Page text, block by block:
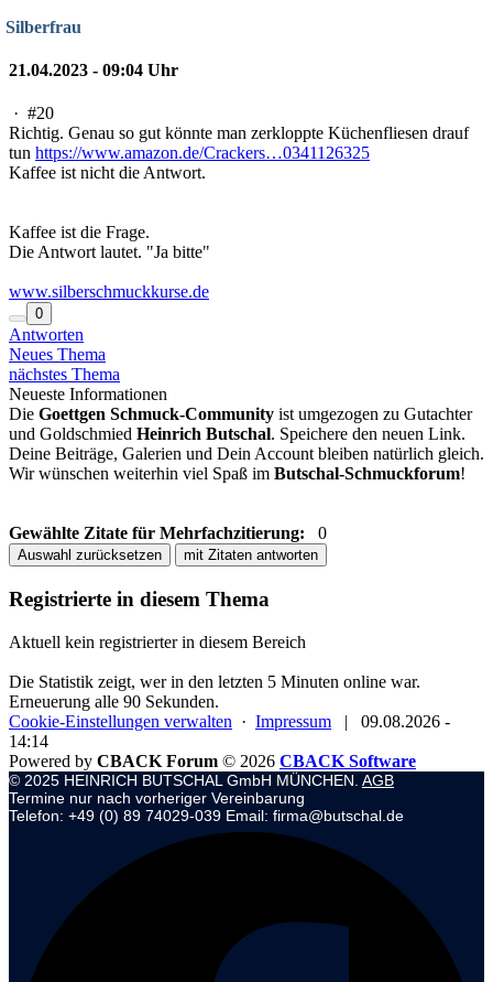
Silberfrau
21.04.2023 - 09:04 Uhr
· #20
Richtig. Genau so gut könnte man zerkloppte Küchenfliesen drauf
tun https://www.amazon.de/Crackers…0341126325
Kaffee ist nicht die Antwort.
Kaffee ist die Frage.
Die Antwort lautet. "Ja bitte"
www.silberschmuckkurse.de
0
Antworten
Neues Thema
nächstes Thema
Neueste Informationen
Die Goettgen Schmuck-Community ist umgezogen zu Gutachter
und Goldschmied Heinrich Butschal. Speichere den neuen Link.
Deine Beiträge, Galerien und Dein Account bleiben natürlich gleich.
Wir wünschen weiterhin viel Spaß im Butschal-Schmuckforum!
Gewählte Zitate für Mehrfachzitierung: 0
Auswahl zurücksetzen mit Zitaten antworten
Registrierte in diesem Thema
Aktuell kein registrierter in diesem Bereich
Die Statistik zeigt, wer in den letzten 5 Minuten online war.
Erneuerung alle 90 Sekunden.
Cookie-Einstellungen verwalten · Impressum |
09.08.2026 -
14:14
Powered by CBACK Forum © 2026 CBACK Software
© 2025 HEINRICH BUTSCHAL GmbH MÜNCHEN. AGB
Termine nur nach vorheriger Vereinbarung
Telefon: +49 (0) 89 74029-039 Email: firma@butschal.de